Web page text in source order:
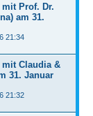
Prof. Dr.
am 31.
21:34
mit Claudia &
31. Januar
21:32